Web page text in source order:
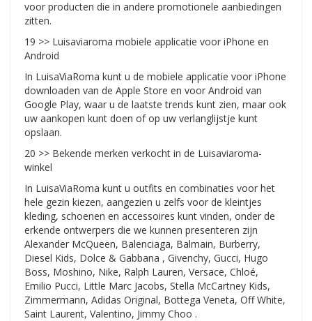
voor producten die in andere promotionele aanbiedingen
zitten.
19 >> Luisaviaroma mobiele applicatie voor iPhone en
Android
In LuisaViaRoma kunt u de mobiele applicatie voor iPhone
downloaden van de Apple Store en voor Android van
Google Play, waar u de laatste trends kunt zien, maar ook
uw aankopen kunt doen of op uw verlanglijstje kunt
opslaan.
20 >> Bekende merken verkocht in de Luisaviaroma-
winkel
In LuisaViaRoma kunt u outfits en combinaties voor het
hele gezin kiezen, aangezien u zelfs voor de kleintjes
kleding, schoenen en accessoires kunt vinden, onder de
erkende ontwerpers die we kunnen presenteren zijn
Alexander McQueen, Balenciaga, Balmain, Burberry,
Diesel Kids, Dolce & Gabbana , Givenchy, Gucci, Hugo
Boss, Moshino, Nike, Ralph Lauren, Versace, Chloé,
Emilio Pucci, Little Marc Jacobs, Stella McCartney Kids,
Zimmermann, Adidas Original, Bottega Veneta, Off White,
Saint Laurent, Valentino, Jimmy Choo .